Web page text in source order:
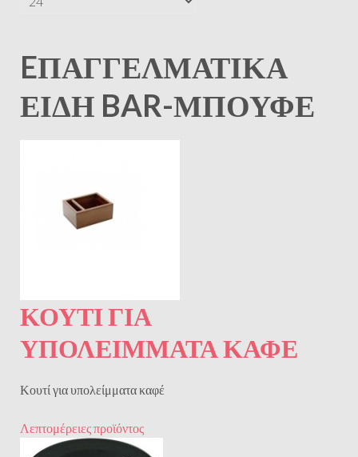
EΠΑΓΓΕΛΜΑΤΙΚΆ
ΕΊΔΗ BAR-ΜΠΟΥΦΈ
ΚΟΥΤΊ ΓΙΑ
ΥΠΟΛΕΊΜΜΑΤΑ ΚΑΦΈ
Κουτί για υπολείμματα καφέ
Λεπτομέρειες προϊόντος